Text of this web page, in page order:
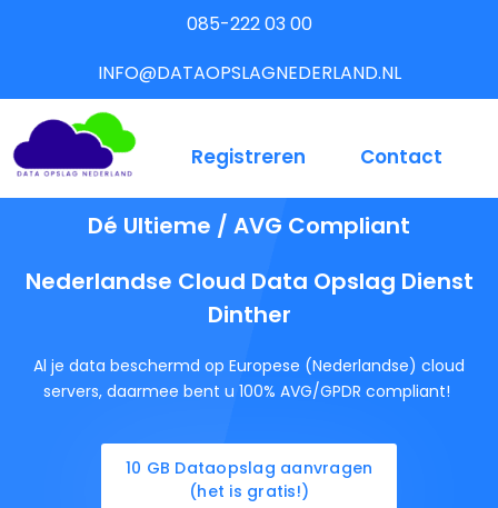
085-222 03 00
INFO@DATAOPSLAGNEDERLAND.NL
Registreren Contact
Dé Ultieme / AVG Compliant
Nederlandse Cloud Data Opslag Dienst
Dinther
Al je data beschermd op Europese (Nederlandse) cloud
servers, daarmee bent u 100% AVG/GPDR compliant!
10 GB Dataopslag aanvragen
(het is gratis!)